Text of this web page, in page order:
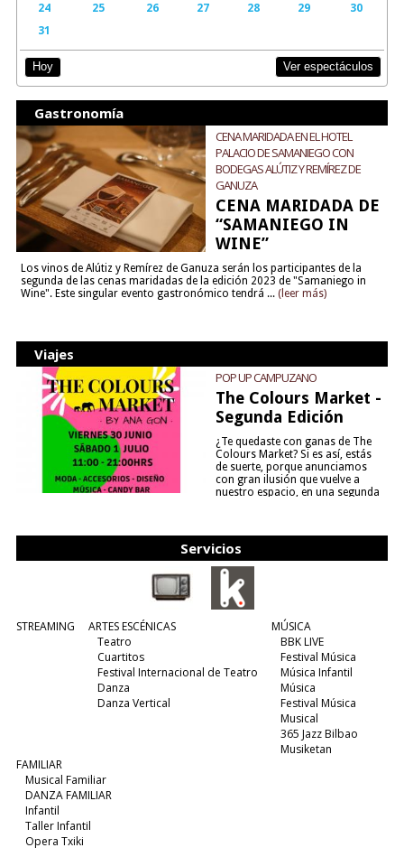
24
25 26 27 28 29
30
31
Hoy Ver espectáculos
Gastronomía
CENA MARIDADA EN EL HOTEL
PALACIO DE SAMANIEGO CON
BODEGAS ALÚTIZ Y REMÍREZ DE
GANUZA
CENA MARIDADA DE
“SAMANIEGO IN
WINE”
Los vinos de Alútiz y Remírez de Ganuza serán los participantes de la
segunda de las cenas maridadas de la edición 2023 de "Samaniego in
Wine". Este singular evento gastronómico tendrá ... (leer más)
Viajes
POP UP CAMPUZANO
The Colours Market -
Segunda Edición
¿Te quedaste con ganas de The
Colours Market? Si es así, estás
de suerte, porque anunciamos
con gran ilusión que vuelve a
nuestro espacio, en una segunda
Servicios
STREAMING
ARTES ESCÉNICAS
Teatro
Cuartitos
Festival Internacional de Teatro
Danza
Danza Vertical
MÚSICA
BBK LIVE
Festival Música
Música Infantil
Música
Festival Música
Musical
365 Jazz Bilbao
Musiketan
FAMILIAR
Musical Familiar
DANZA FAMILIAR
Infantil
Taller Infantil
Opera Txiki